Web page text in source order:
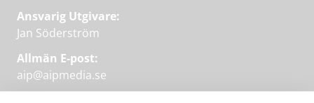
Ansvarig Utgivare:
Jan Söderström
Allmän E-post:
aip@aipmedia.se